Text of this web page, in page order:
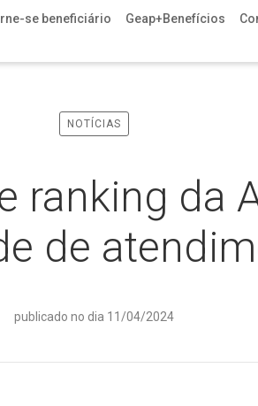
se beneficiário Geap+Benefícios
NOTÍCIAS
ranking da
de
publicado no dia 11/04/2024